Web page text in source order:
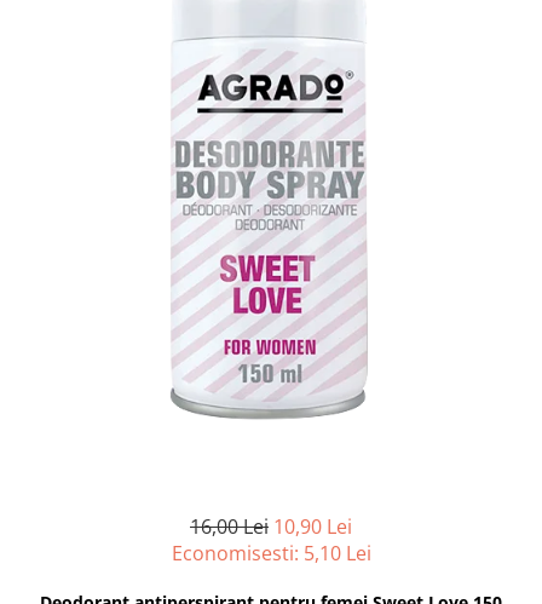
Detergenti de vase si solutii
Detergenti Rufe & Intretinere
Parfum de rufe si esente
concentrate parfumare rufe
Neutralizare miros si odorizare
textile,masini de spalat ,uscatoare
Solutii indepartare pete si
Articole Menaj & Accesorii pentru
16,00 Lei 10,90 Lei
Economisesti: 5,10 Lei